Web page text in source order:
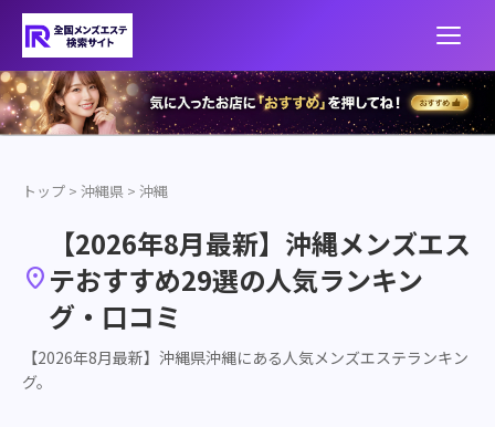
トップ > 沖縄県 > 沖縄

【2026年8月最新】沖縄メンズエス
テおすすめ29選の人気ランキン
グ・口コミ
【2026年8月最新】沖縄県沖縄にある人気メンズエステランキン
グ。